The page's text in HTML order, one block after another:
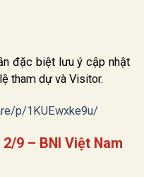
đặc biệt lưu ý cập nhật
tham dự và Visitor.
p/1KUEwxke9u/
9 – BNI Việt Nam